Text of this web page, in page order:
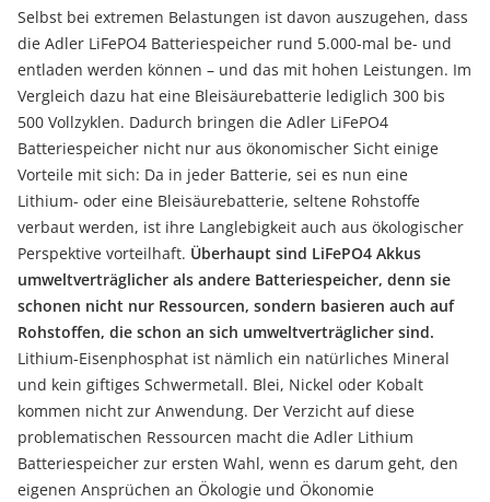
Selbst bei extremen Belastungen ist davon auszugehen, dass
die Adler LiFePO4 Batteriespeicher rund 5.000-mal be- und
entladen werden können – und das mit hohen Leistungen. Im
Vergleich dazu hat eine Bleisäurebatterie lediglich 300 bis
500 Vollzyklen. Dadurch bringen die Adler LiFePO4
Batteriespeicher nicht nur aus ökonomischer Sicht einige
Vorteile mit sich: Da in jeder Batterie, sei es nun eine
Lithium- oder eine Bleisäurebatterie, seltene Rohstoffe
verbaut werden, ist ihre Langlebigkeit auch aus ökologischer
Perspektive vorteilhaft. Überhaupt sind LiFePO4 Akkus
umweltverträglicher als andere Batteriespeicher, denn sie
schonen nicht nur Ressourcen, sondern basieren auch auf
Rohstoffen, die schon an sich umweltverträglicher sind.
Lithium-Eisenphosphat ist nämlich ein natürliches Mineral
und kein giftiges Schwermetall. Blei, Nickel oder Kobalt
kommen nicht zur Anwendung. Der Verzicht auf diese
problematischen Ressourcen macht die Adler Lithium
Batteriespeicher zur ersten Wahl, wenn es darum geht, den
eigenen Ansprüchen an Ökologie und Ökonomie